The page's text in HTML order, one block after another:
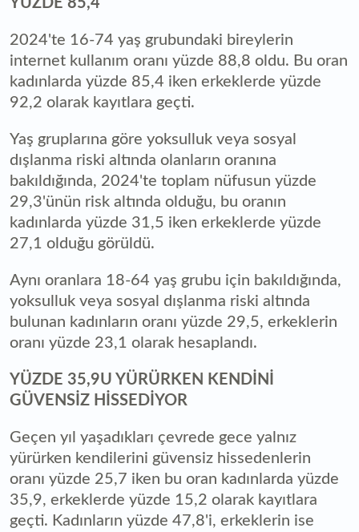
2024'te 16-74 yaş grubundaki bireylerin
internet kullanım oranı yüzde 88,8 oldu. Bu oran
kadınlarda yüzde 85,4 iken erkeklerde yüzde
92,2 olarak kayıtlara geçti.
Yaş gruplarına göre yoksulluk veya sosyal
dışlanma riski altında olanların oranına
bakıldığında, 2024'te toplam nüfusun yüzde
29,3'ünün risk altında olduğu, bu oranın
kadınlarda yüzde 31,5 iken erkeklerde yüzde
27,1 olduğu görüldü.
Aynı oranlara 18-64 yaş grubu için bakıldığında,
yoksulluk veya sosyal dışlanma riski altında
bulunan kadınların oranı yüzde 29,5, erkeklerin
oranı yüzde 23,1 olarak hesaplandı.
YÜZDE 35,9U YÜRÜRKEN KENDİNİ
GÜVENSİZ HİSSEDİYOR
Geçen yıl yaşadıkları çevrede gece yalnız
yürürken kendilerini güvensiz hissedenlerin
oranı yüzde 25,7 iken bu oran kadınlarda yüzde
35,9, erkeklerde yüzde 15,2 olarak kayıtlara
geçti. Kadınların yüzde 47,8'i, erkeklerin ise